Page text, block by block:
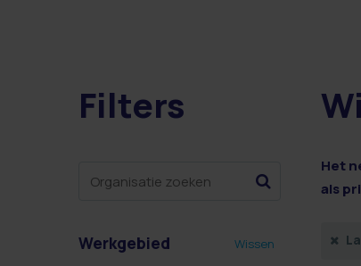
49 resultaten
Filters
Werkgebied Wissen
Het
als